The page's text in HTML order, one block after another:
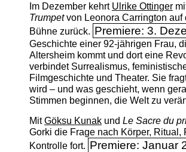
Im Dezember kehrt Ulrike Ottinger
Trumpetvon Leonora Carrington auf
Bühne zurück. Premiere: 3.
Geschichte einer 92-jährigen Frau,
Altersheim kommt und dort eine
verbindet Surrealismus,
Filmgeschichte und Theater. Sie
wird – und was geschieht, wenn
Stimmen beginnen, die Welt zu
MitGöksu Kunakund Le Sacre du
Gorki die Frage nach Körper, Ritual,
Kontrolle fort. Premiere: Januar